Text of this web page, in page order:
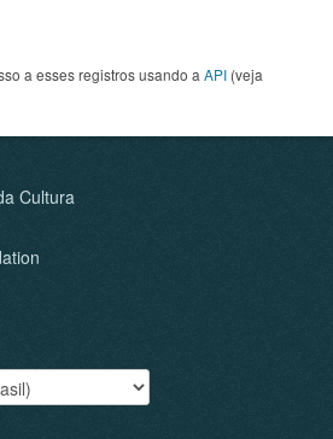
a esses registros usando a API (veja
Cultura